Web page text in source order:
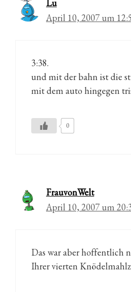
Lu
April 10, 2007 um
3:38.
und mit der bahn ist die
mit dem auto hingegen
0
FrauvonWelt
April 10, 2007 um
Das war aber hoffentlich
Ihrer vierten